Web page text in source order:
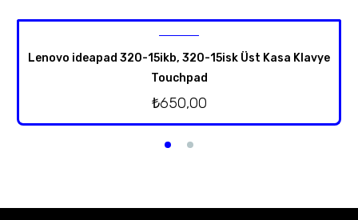
Lenovo ideapad 320-15ikb, 320-15isk Üst Kasa Klavye
Touchpad
₺650,00